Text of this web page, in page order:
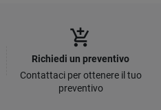
add_shopping_cart
Richiedi un preventivo
Contattaci per ottenere il tuo
preventivo